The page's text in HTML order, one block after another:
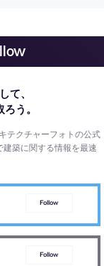
て、
う。
テクチャーフォトの公式
築に関する情報を最速
Follow
Follow